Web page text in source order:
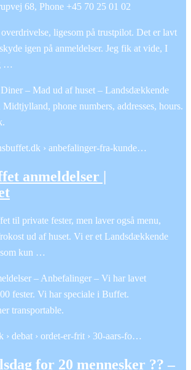
68, Phone +45 70 25 01 02
ligesom på trustpilot. Det er lavt
igen på anmeldelser. Jeg fik at vide, I
…
– Mad ud af huset – Landsdækkende
phone numbers, addresses, hours.
› anbefalinger-fra-kunde…
anmeldelser |
til private fester, men laver også menu,
ud af huset. Vi er et Landsdækkende
som kun …
– Anbefalinger – Vi har lavet
fester. Vi har speciale i Buffet.
transportable.
› debat › ordet-er-frit › 30-aars-fo…
for 20 mennesker ?? –